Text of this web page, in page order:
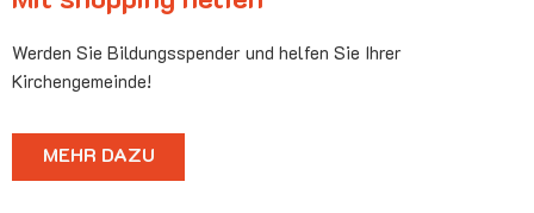
Werden Sie Bildungsspender und helfen Sie Ihrer
Kirchengemeinde!
MEHR DAZU